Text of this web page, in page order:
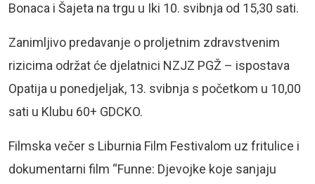
Bonaca i Šajeta na trgu u Iki 10. svibnja od 15,30 sati.
Zanimljivo predavanje o proljetnim zdravstvenim
rizicima održat će djelatnici NZJZ PGŽ – ispostava
Opatija u ponedjeljak, 13. svibnja s početkom u 10,00
sati u Klubu 60+ GDCKO.
Filmska večer s Liburnia Film Festivalom uz fritulice i
dokumentarni film “Funne: Djevojke koje sanjaju